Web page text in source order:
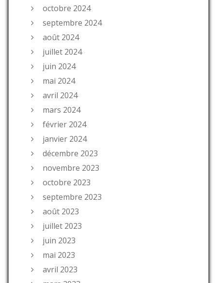
octobre 2024
septembre 2024
août 2024
juillet 2024
juin 2024
mai 2024
avril 2024
mars 2024
février 2024
janvier 2024
décembre 2023
novembre 2023
octobre 2023
septembre 2023
août 2023
juillet 2023
juin 2023
mai 2023
avril 2023